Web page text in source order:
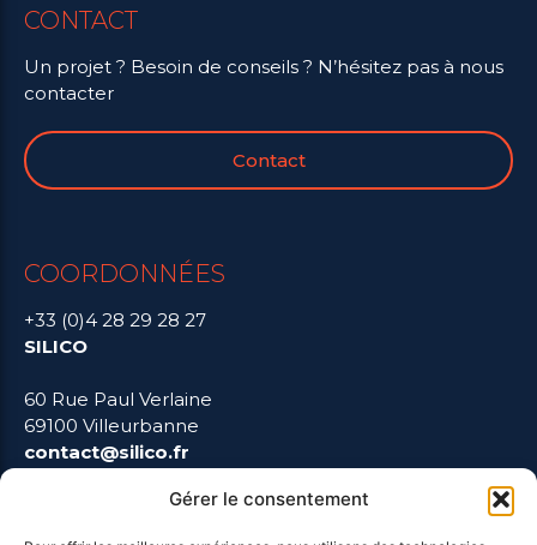
Gérer le consentement
CONTACT
Un projet ? Besoin de conseils ? N’hésitez pas à nous
contacter
Contact
COORDONNÉES
+33 (0)4 28 29 28 27
SILICO
60 Rue Paul Verlaine
69100 Villeurbanne
contact@silico.fr